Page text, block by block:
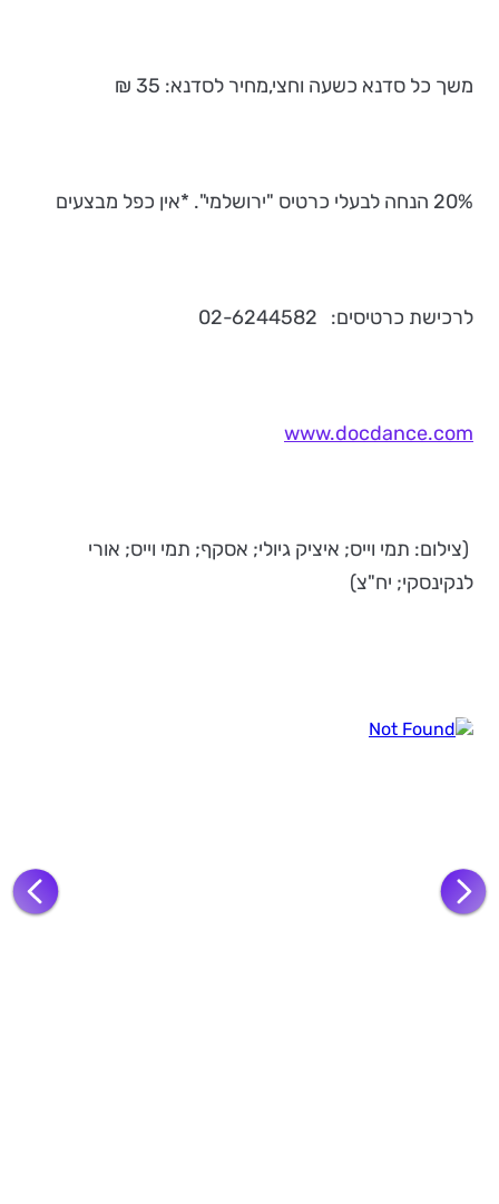
משך כל סדנא כשעה וחצי,מחיר לסדנא: 35 ₪
20% הנחה לבעלי כרטיס "ירושלמי". *אין כפל מבצעים
לרכישת כרטיסים: 02-6244582
www.docdance.com
(צילום: תמי וייס; איציק גיולי; אסקף; תמי וייס; אורי
לנקינסקי; יח"צ)